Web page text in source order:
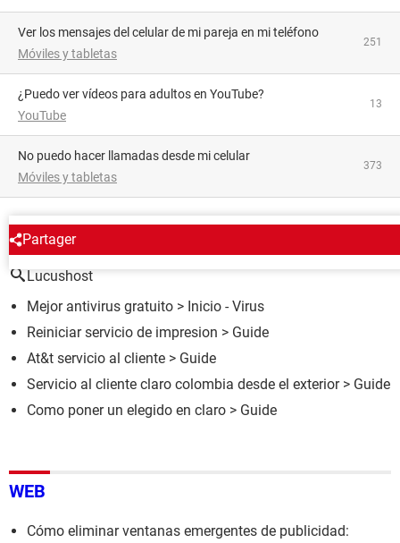
Ver los mensajes del celular de mi pareja en mi teléfono
Móviles y tabletas
251
¿Puedo ver vídeos para adultos en YouTube?
YouTube
13
No puedo hacer llamadas desde mi celular
Móviles y tabletas
373
Partager
ALREDEDOR DEL MISMO TEMA
Lucushost
Mejor antivirus gratuito > Inicio - Virus
Reiniciar servicio de impresion > Guide
At&t servicio al cliente > Guide
Servicio al cliente claro colombia desde el exterior> Guide
Como poner un elegido en claro > Guide
WEB
Cómo eliminar ventanas emergentes de publicidad: